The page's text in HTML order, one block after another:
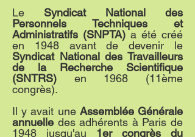
Le Syndicat National des
Personnels Techniques et
Administratifs (SNPTA) a été créé
en 1948 avant de devenir le
Syndicat National des Travailleurs
de la Recherche Scientifique
(SNTRS) en 1968 (11ème
congrès).
Il y avait une Assemblée Générale
annuelle des adhérents à Paris de
1948 jusqu'au 1er congrès du